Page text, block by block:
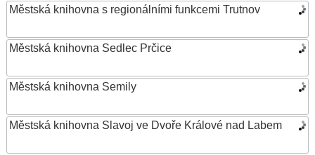
Městská knihovna s regionálními funkcemi Trutnov
Městská knihovna Sedlec Prčice
Městská knihovna Semily
Městská knihovna Slavoj ve Dvoře Králové nad Labem